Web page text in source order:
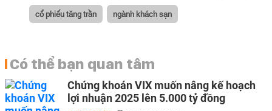
cổ phiếu tăng trần ngành khách sạn
Có thể bạn quan tâm
Chứng khoán VIX muốn nâng kế hoạch
lợi nhuận 2025 lên 5.000 tỷ đồng